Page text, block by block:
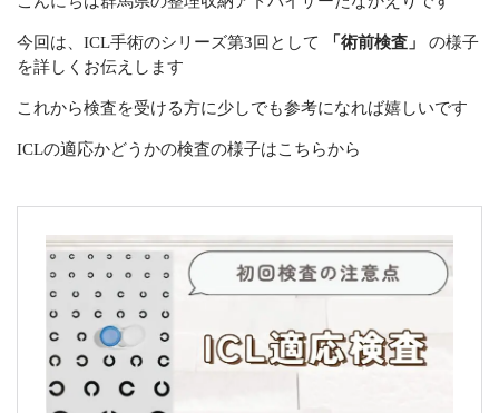
リバウンドしないお片付け
メールでの受付
お問い合わせフォーム
24時間受付中
お電話での受付
今回は、ICL手術のシリーズ第3回として 「術前検査」
の様子
を詳しくお伝えします
これから検査を受ける方に少しでも参考になれば嬉しいです
ICLの適応かどうかの検査の様子はこちらから